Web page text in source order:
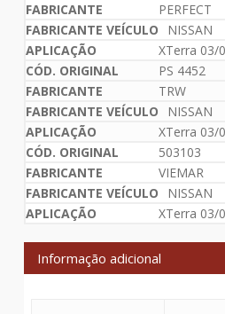
PERFECT
NISSAN
XTerra 03/
PS 4452
TRW
NISSAN
XTerra 03/
503103
VIEMAR
NISSAN
XTerra 03/
Informação adicional